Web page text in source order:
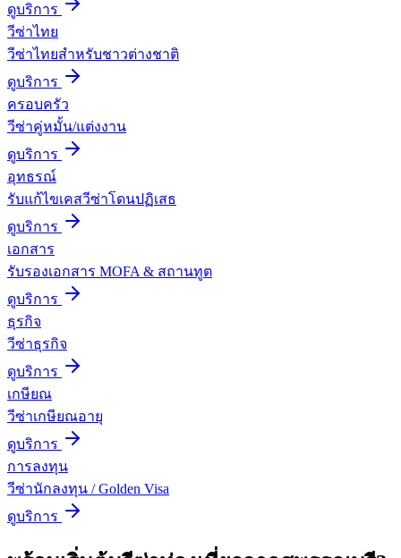
ดูบริการ
วีซ่าไทย
วีซ่าไทยสำหรับชาวต่างชาติ
ดูบริการ
ครอบครัว
วีซ่าคู่หมั้น/แต่งงาน
ดูบริการ
อุทธรณ์
รับแก้ไขเคสวีซ่าโดนปฏิเสธ
ดูบริการ
เอกสาร
รับรองเอกสาร MOFA & สถานทูต
ดูบริการ
ธุรกิจ
วีซ่าธุรกิจ
ดูบริการ
เกษียณ
วีซ่าเกษียณอายุ
ดูบริการ
การลงทุน
วีซ่านักลงทุน / Golden Visa
ดูบริการ